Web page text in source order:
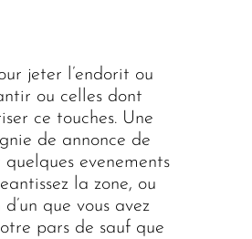
jeter l’endorit ou
ou celles dont
ce touches. Une
de annonce de
evenements
la zone, ou
que vous avez
pars de sauf que